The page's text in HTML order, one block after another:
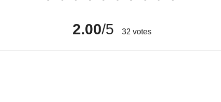
2.00/5 32 votes